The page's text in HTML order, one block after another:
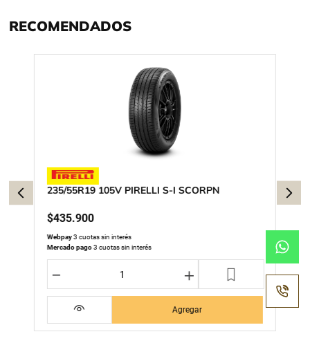
RECOMENDADOS
235/55R19 105V PIRELLI S-I SCORPN
$435.900
Webpay3 cuotas sin interés
Mercado pago3 cuotas sin interés
＋
－
Agregar